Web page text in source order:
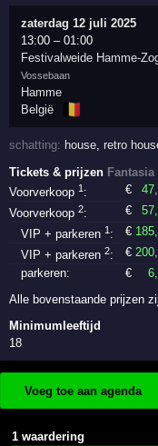
zaterdag 12 juli 2025
13:00 –01:00
Festivalweide Hamme-
Vossebaan
Hamme
België
🇧🇪
schatting: house,retro
Tickets & prijzen
Voorverkoop1 : € 47
Voorverkoop2: € 57
VIP + parkeren1 : € 185
VIP + parkeren2: € 200
parkeren:
€ 6
Alle bovenstaande prijzen
Minimumleeftijd
18
Voeg toe aan agenda
1 waardering